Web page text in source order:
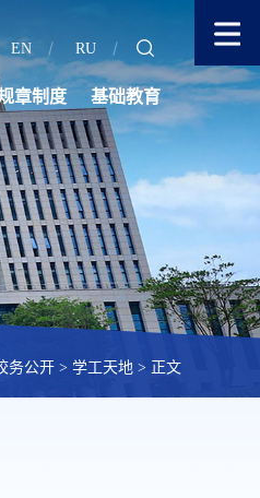
EN RU
章制度 基础教育
务公开 > 学工天地 > 正文